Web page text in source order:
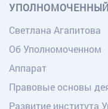
УПОЛНОМОЧЕННЫЙ
Светлана Агапитова
Об Уполномоченном
Аппарат
Правовые основы
Развитие института